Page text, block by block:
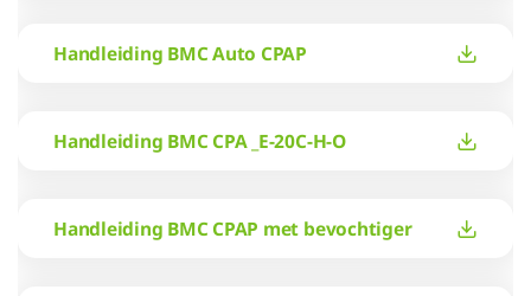
Handleiding BMC Auto CPAP
Handleiding BMC CPA _E-20C-H-O
Handleiding BMC CPAP met bevochtiger